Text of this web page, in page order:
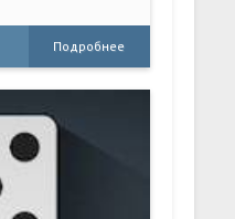
Подробнее